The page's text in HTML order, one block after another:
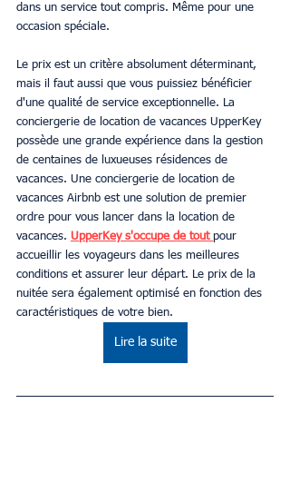
dans un service tout compris. Même pour une
occasion spéciale.
Le prix est un critère absolument déterminant,
mais il faut aussi que vous puissiez bénéficier
d'une qualité de service exceptionnelle. La
conciergerie de location de vacances UpperKey
possède une grande expérience dans la gestion
de centaines de luxueuses résidences de
vacances. Une conciergerie de location de
vacances Airbnb est une solution de premier
ordre pour vous lancer dans la location de
vacances. UpperKey s'occupe de tout pour
accueillir les voyageurs dans les meilleures
conditions et assurer leur départ. Le prix de la
nuitée sera également optimisé en fonction des
caractéristiques de votre bien.
Lire la suite